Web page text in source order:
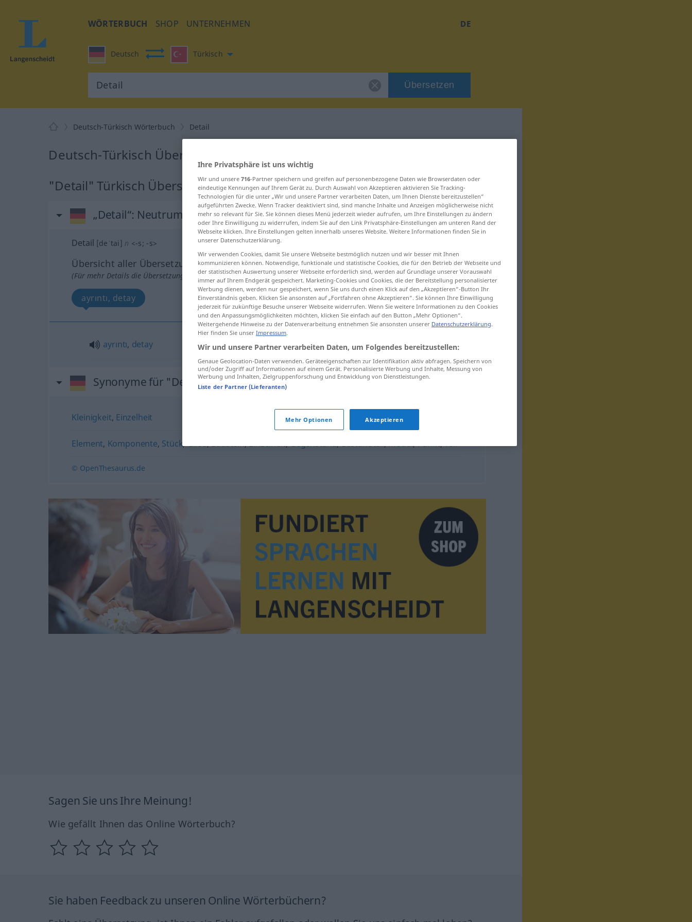
WÖRTERBUCH SHOP UNTERNEHMEN DE
Deutsch Türkisch
Übersetzen
Deutsch-Türkisch Wörterbuch Detail
Deutsch-Türkisch Übersetzung für "Detail"
"Detail" Türkisch Übersetzung
„Detail“: Neutrum, sächlich
Detail [deˈtai] n <-s; -s>
Übersicht aller Übersetzungen
(Für mehr Details die Übersetzung anklicken/antippen)
ayrıntı, detay
ayrıntı, detay Detail
Synonyme für "Detail"
Kleinigkeit, Einzelheit
Element, Komponente, Stück,Glied,Baustein,Einzelheit,Gegenstand,Bestandteil,Modul,Punkt,Teil
© OpenThesaurus.de
Sagen Sie uns Ihre Meinung!
Wie gefällt Ihnen das Online Wörterbuch?
Sie haben Feedback zu unseren Online Wörterbüchern?
Ihre Privatsphäre ist uns wichtig
Wir und unsere 716-Partner speichern und greifen auf personenbezogene Daten wie Browserdaten oder
eindeutige Kennungen auf Ihrem Gerät zu. Durch Auswahl von Akzeptieren aktivieren Sie Tracking-
Technologien für die unter „Wir und unsere Partner verarbeiten Daten, um Ihnen Dienste bereitzustellen“
aufgeführten Zwecke. Wenn Tracker deaktiviert sind, sind manche Inhalte und Anzeigen möglicherweise nicht
mehr so relevant für Sie. Sie können dieses Menü jederzeit wieder aufrufen, um Ihre Einstellungen zu ändern
oder Ihre Einwilligung zu widerrufen, indem Sie auf den Link Privatsphäre-Einstellungen am unteren Rand der
Webseite klicken. Ihre Einstellungen gelten innerhalb unseres Website. Weitere Informationen finden Sie in
unserer Datenschutzerklärung.
Wir verwenden Cookies, damit Sie unsere Webseite bestmöglich nutzen und wir besser mit Ihnen
kommunizieren können. Notwendige, funktionale und statistische Cookies, die für den Betrieb der Webseite und
der statistischen Auswertung unserer Webseite erforderlich sind, werden auf Grundlage unserer Vorauswahl
immer auf Ihrem Endgerät gespeichert. Marketing-Cookies und Cookies, die der Bereitstellung personalisierter
Werbung dienen, werden nur gespeichert, wenn Sie uns durch einen Klick auf den „Akzeptieren“-Button Ihr
Einverständnis geben. Klicken Sie ansonsten auf „Fortfahren ohne Akzeptieren“. Sie können Ihre Einwilligung
jederzeit für zukünftige Besuche unserer Webseite widerrufen. Wenn Sie weitere Informationen zu den Cookies
und den Anpassungsmöglichkeiten möchten, klicken Sie einfach auf den Button „Mehr Optionen“.
Weitergehende Hinweise zu der Datenverarbeitung entnehmen Sie ansonsten unserer Datenschutzerklärung.
Hier finden Sie unser Impressum.
Wir und unsere Partner verarbeiten Daten, um Folgendes bereitzustellen:
Genaue Geolocation-Daten verwenden. Geräteeigenschaften zur Identifikation aktiv abfragen. Speichern von
und/oder Zugriff auf Informationen auf einem Gerät. Personalisierte Werbung und Inhalte, Messung von
Werbung und Inhalten, Zielgruppenforschung und Entwicklung von Dienstleistungen.
Liste der Partner (Lieferanten)
Mehr Optionen Akzeptieren